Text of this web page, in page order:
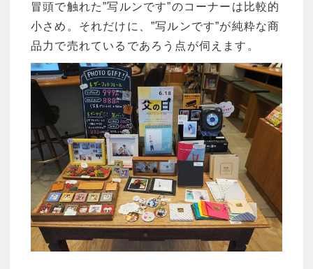
冒頭で触れた”写ルンです”のコーナーは比較的
小さめ。それだけに、”写ルンです”が純粋な商
品力で売れているであろう点が伺えます。